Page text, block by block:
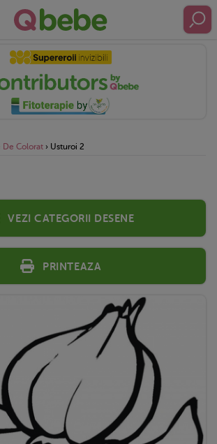
De Colorat › Usturoi 2
Vezi categorii desene
Printeaza